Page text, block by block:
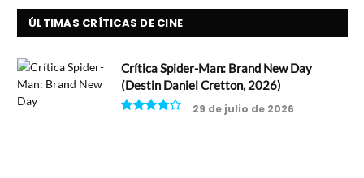
ÚLTIMAS CRÍTICAS DE CINE
Crítica Spider-Man: Brand New Day
(Destin Daniel Cretton, 2026)
29 de julio de 2026